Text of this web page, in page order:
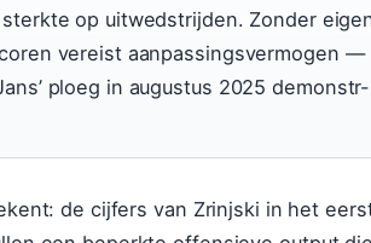
op uitwedstrijden. Zonder
vereist aanpassingsvermogen —
ploeg in augustus 2025 demonstr-
de cijfers van Zrinjski in het